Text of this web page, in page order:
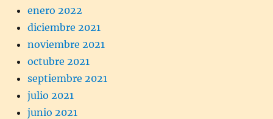
enero 2022
diciembre 2021
noviembre 2021
octubre 2021
septiembre 2021
julio 2021
junio 2021